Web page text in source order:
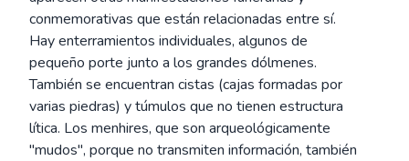
conmemorativas que están relacionadas entre sí.
Hay enterramientos individuales, algunos de
pequeño porte junto a los grandes dólmenes.
También se encuentran cistas (cajas formadas por
varias piedras) y túmulos que no tienen estructura
lítica. Los menhires, que son arqueológicamente
"mudos", porque no transmiten información, también